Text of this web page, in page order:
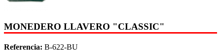
MONEDERO LLAVERO "CLASSIC"
Referencia: B-622-BU